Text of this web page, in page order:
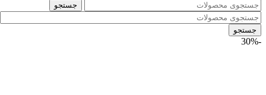
جستجو
جستجو
-30%